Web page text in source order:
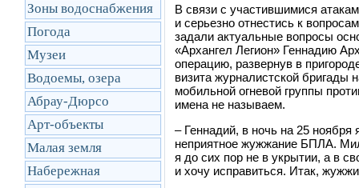
Зоны водоснабжения
Погода
Музеи
Водоемы, озера
Абрау-Дюрсо
Арт-объекты
Малая земля
Набережная
В связи с участившимися
и серьезно отнестись к
задали актуальные вопросы
«Архангел Легион» Геннадию
операцию, развернув в
визита журналистской бригады
мобильной огневой группы
имена не называем.
– Геннадий, в ночь на 25
неприятное жужжание БПЛА.
я до сих пор не в укрытии, а в
и хочу исправиться. Итак,